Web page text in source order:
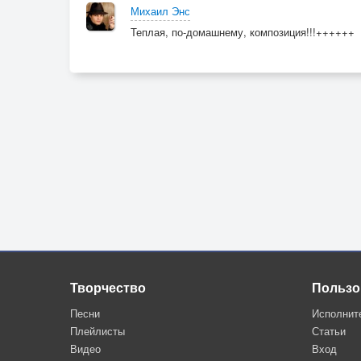
Михаил Энс
Теплая, по-домашнему, композиция!!!++++++
Творчество
Песни
Плейлисты
Видео
Статьи
Вход